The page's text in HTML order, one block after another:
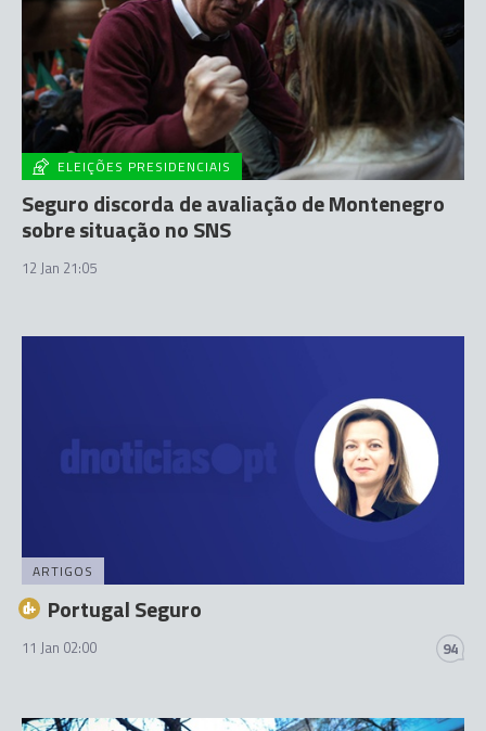
ELEIÇÕES PRESIDENCIAIS
Seguro discorda de avaliação de Montenegro
sobre situação no SNS
12 Jan 21:05
ARTIGOS
Portugal Seguro
11 Jan 02:00 94